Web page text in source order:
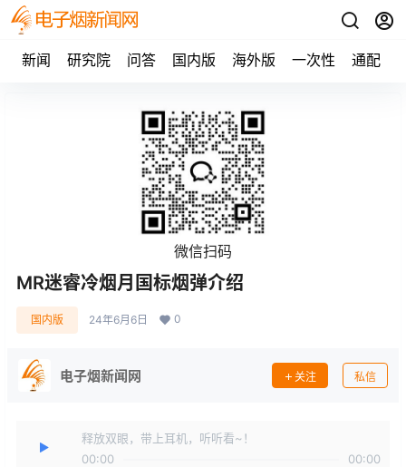
新闻 研究院 问答 国内版 海外版 一次性 通配
微信扫码
MR迷睿冷烟月国标烟弹介绍
国内版 24年6月6日 0
电子烟新闻网 关注 私信
释放双眼，带上耳机，听听看~！
00:00
00:00